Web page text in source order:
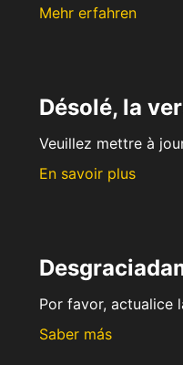
Mehr erfahren
Désolé, la
Veuillez mettre à
En savoir plus
Por favor, actualice
Saber más